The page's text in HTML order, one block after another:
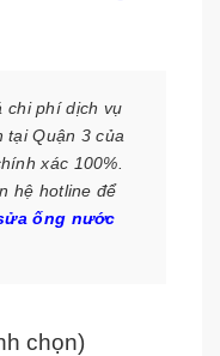
chi phí dịch vụ
tại Quận 3 của
xác 100%.
hệ hotline để
ống nước
chọn)